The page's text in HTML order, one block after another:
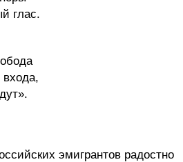
глас.
входа,
эмигрантов радостно